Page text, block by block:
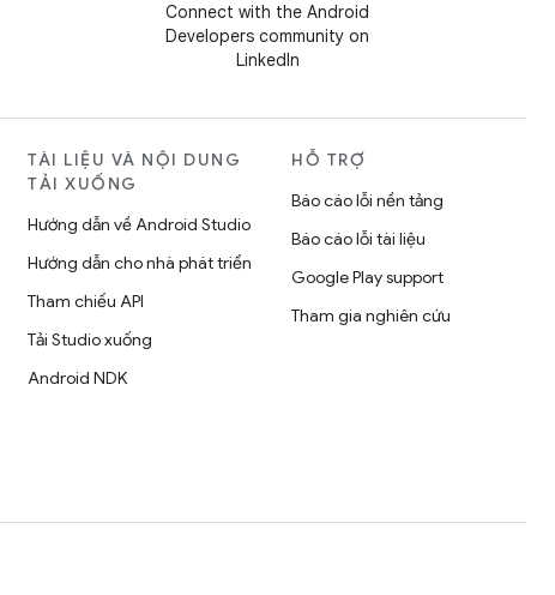
Connect with the Android
Developers community on
LinkedIn
TÀI LIỆU VÀ NỘI DUNG
TẢI XUỐNG
Hướng dẫn về Android Studio
Hướng dẫn cho nhà phát triển
Tham chiếu API
Tải Studio xuống
Android NDK
HỖ TRỢ
Báo cáo lỗi nền tảng
Báo cáo lỗi tài liệu
Google Play support
Tham gia nghiên cứu